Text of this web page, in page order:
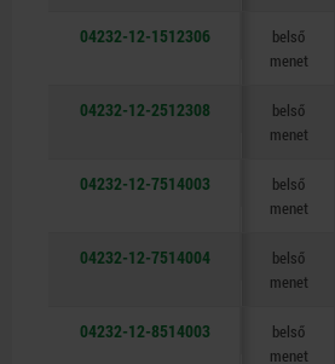
04232-12-1512306
belső
menet
04232-12-2512308
belső
menet
04232-12-7514003
belső
menet
04232-12-7514004
belső
menet
04232-12-8514003
belső
menet